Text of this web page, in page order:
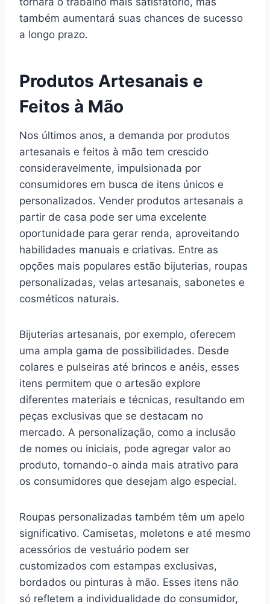
também aumentará suas chances de sucesso
a longo prazo.
Produtos Artesanais e
Feitos à Mão
Nos últimos anos, a demanda por produtos
artesanais e feitos à mão tem crescido
consideravelmente, impulsionada por
consumidores em busca de itens únicos e
personalizados. Vender produtos artesanais a
partir de casa pode ser uma excelente
oportunidade para gerar renda, aproveitando
habilidades manuais e criativas. Entre as
opções mais populares estão bijuterias, roupas
personalizadas, velas artesanais, sabonetes e
cosméticos naturais.
Bijuterias artesanais, por exemplo, oferecem
uma ampla gama de possibilidades. Desde
colares e pulseiras até brincos e anéis, esses
itens permitem que o artesão explore
diferentes materiais e técnicas, resultando em
peças exclusivas que se destacam no
mercado. A personalização, como a inclusão
de nomes ou iniciais, pode agregar valor ao
produto, tornando-o ainda mais atrativo para
os consumidores que desejam algo especial.
Roupas personalizadas também têm um apelo
significativo. Camisetas, moletons e até mesmo
acessórios de vestuário podem ser
customizados com estampas exclusivas,
bordados ou pinturas à mão. Esses itens não
só refletem a individualidade do consumidor,